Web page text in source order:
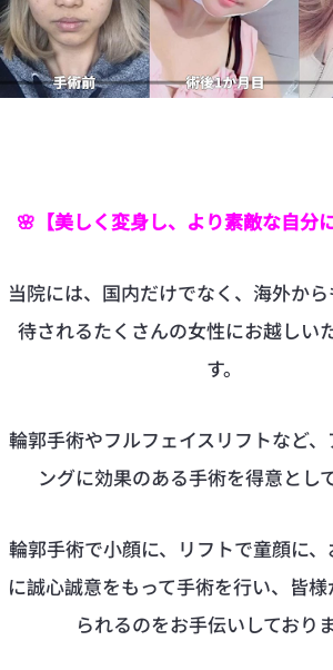
🌸【美しく変身し、より素敵な自分
当院には、国内だけでなく、海外か
待されるたくさんの女性にお越しい
す。
輪郭手術やフルフェイスリフトなど
ングに効果のある手術を得意とし
輪郭手術で小顔に、リフトで童顔に
に誠心誠意をもって手術を行い、皆
られるのをお手伝いしておりま